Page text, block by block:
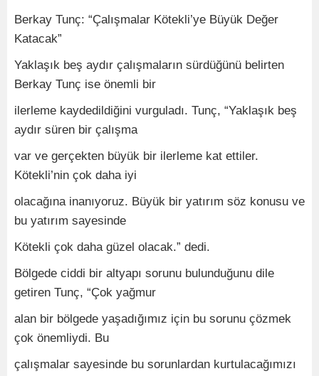
Berkay Tunç: “Çalışmalar Kötekli’ye Büyük Değer
Katacak”
Yaklaşık beş aydır çalışmaların sürdüğünü belirten
Berkay Tunç ise önemli bir
ilerleme kaydedildiğini vurguladı. Tunç, “Yaklaşık beş
aydır süren bir çalışma
var ve gerçekten büyük bir ilerleme kat ettiler.
Kötekli’nin çok daha iyi
olacağına inanıyoruz. Büyük bir yatırım söz konusu ve
bu yatırım sayesinde
Kötekli çok daha güzel olacak.” dedi.
Bölgede ciddi bir altyapı sorunu bulunduğunu dile
getiren Tunç, “Çok yağmur
alan bir bölgede yaşadığımız için bu sorunu çözmek
çok önemliydi. Bu
çalışmalar sayesinde bu sorunlardan kurtulacağımızı